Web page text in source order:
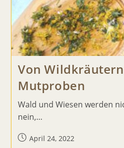
Von
Mutproben
Wald und Wiesen werden
nein,…
BeitragApril 24, 2022